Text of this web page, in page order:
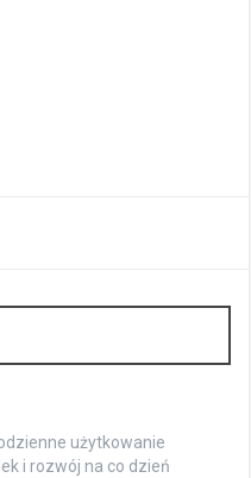
użytkowanie
i rozwój na co dzień